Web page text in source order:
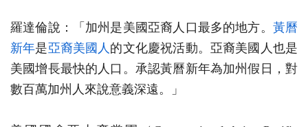
羅達倫說：「加州是美國亞裔人口最多的地方。 黃曆
新年是亞裔美國人 的文化慶祝活動。亞裔美國人也是
美國增長最快的人口。承認黃曆新年為加州假日，對
數百萬加州人來說意義深遠。」